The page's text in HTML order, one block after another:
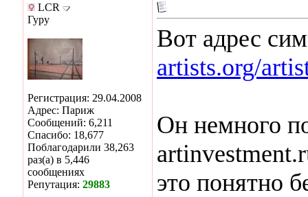
LCR
Гуру
Регистрация: 29.04.2008
Адрес: Париж
Сообщений: 6,211
Спасибо: 18,677
Поблагодарили 38,263
раз(а) в 5,446
сообщениях
Репутация: 29883
Вот адрес
artists.org/
Он немного
это понятно